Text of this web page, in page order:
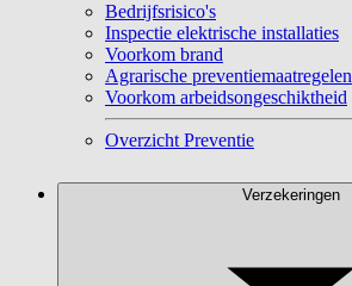
Bedrijfsrisico's
Inspectie elektrische installaties
Voorkom brand
Agrarische preventiemaatregelen
Voorkom arbeidsongeschiktheid
Overzicht Preventie
Verzekeringen